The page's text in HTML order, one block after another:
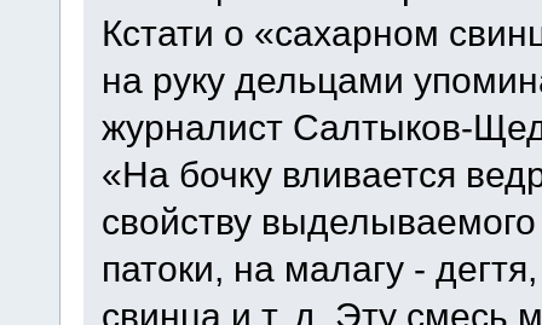
Кстати о «сахарном
на руку дельцами
журналист Салтыков-
«На бочку вливается
свойству
патоки, на малагу -
свинца и т. д. Эту смесь